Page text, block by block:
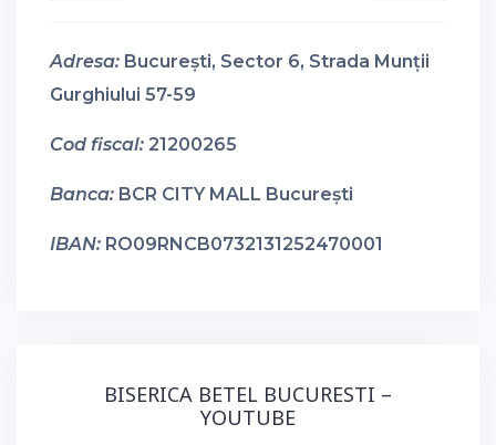
Adresa: București, Sector 6, Strada Munții
Gurghiului 57-59
Cod fiscal: 21200265
Banca: BCR CITY MALL București
IBAN: RO09RNCB0732131252470001
BISERICA BETEL BUCURESTI –
YOUTUBE